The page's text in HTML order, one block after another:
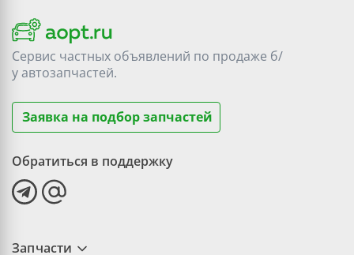
Сервис частных объявлений по продаже б/
уавтозапчастей.
Заявка на подбор запчастей
Обратиться в поддержку
Запчасти